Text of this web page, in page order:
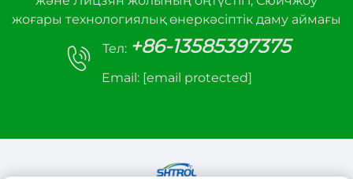
жоғары технологиялық өнеркәсіптік даму аймағы
Тел: +86-13585397375
Email: [email protected]